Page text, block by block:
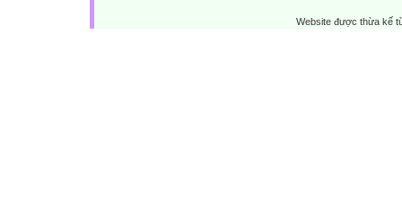
Website được thừa kế